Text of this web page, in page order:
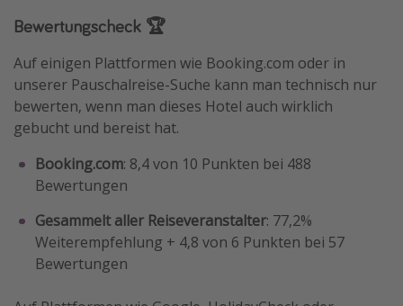
Bewertungscheck 🏆
Auf einigen Plattformen wie Booking.com oder in
unserer Pauschalreise-Suche kann man technisch nur
bewerten, wenn man dieses Hotel auch wirklich
gebucht und bereist hat.
Booking.com: 8,4 von 10 Punkten bei 488
Bewertungen
Gesammelt aller Reiseveranstalter: 77,2%
Weiterempfehlung + 4,8 von 6 Punkten bei 57
Bewertungen